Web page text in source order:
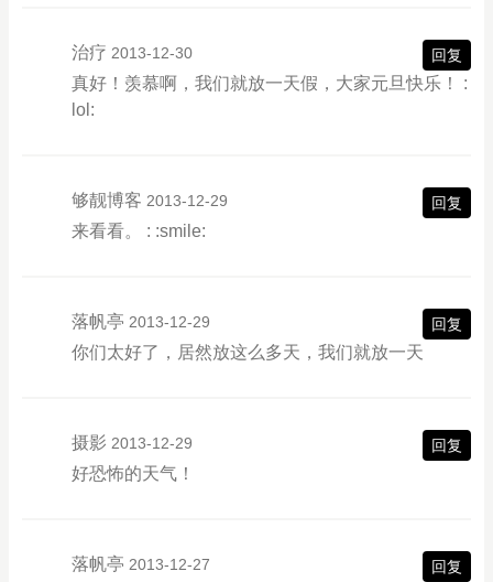
治疗 2013-12-30 回复
真好！羡慕啊，我们就放一天假，大家元旦快乐！ :
lol:
够靓博客 2013-12-29 回复
来看看。 : :smile:
落帆亭 2013-12-29 回复
你们太好了，居然放这么多天，我们就放一天
摄影 2013-12-29 回复
好恐怖的天气！
落帆亭 2013-12-27 回复